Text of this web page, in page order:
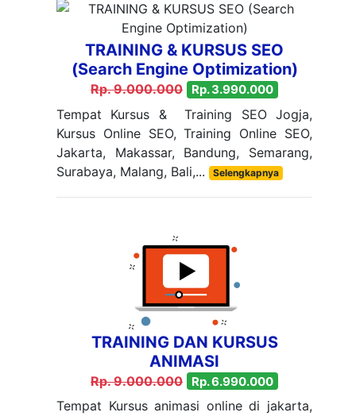
TRAINING & KURSUS SEO
(Search Engine Optimization)
Rp. 9.000.000 Rp. 3.990.000
Tempat Kursus & Training SEO Jogja,
Kursus Online SEO, Training Online SEO,
Jakarta, Makassar, Bandung, Semarang,
Surabaya, Malang, Bali,...
Selengkapnya
TRAINING DAN KURSUS
ANIMASI
Rp. 9.000.000 Rp. 6.990.000
Tempat Kursus animasi online di jakarta,